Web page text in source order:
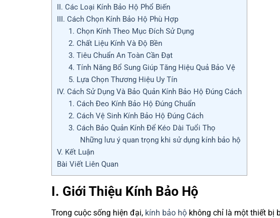
II. Các Loại Kính Bảo Hộ Phổ Biến
III. Cách Chọn Kính Bảo Hộ Phù Hợp
1. Chọn Kính Theo Mục Đích Sử Dụng
2. Chất Liệu Kính Và Độ Bền
3. Tiêu Chuẩn An Toàn Cần Đạt
4. Tính Năng Bổ Sung Giúp Tăng Hiệu Quả Bảo Vệ
5. Lựa Chọn Thương Hiệu Uy Tín
IV. Cách Sử Dụng Và Bảo Quản Kính Bảo Hộ Đúng Cách
1. Cách Đeo Kính Bảo Hộ Đúng Chuẩn
2. Cách Vệ Sinh Kính Bảo Hộ Đúng Cách
3. Cách Bảo Quản Kính Để Kéo Dài Tuổi Thọ
Những lưu ý quan trọng khi sử dụng kính bảo hộ
V. Kết Luận
Bài Viết Liên Quan
I. Giới Thiệu Kính Bảo Hộ
Trong cuộc sống hiện đại, kính bảo hộ không chỉ là một thiết bị